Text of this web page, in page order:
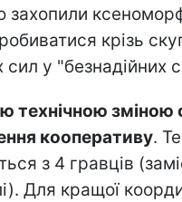
захопили
крізь
у "безнадійних
технічною зміною
кооперативу.
з 4 гравців
Для кращої